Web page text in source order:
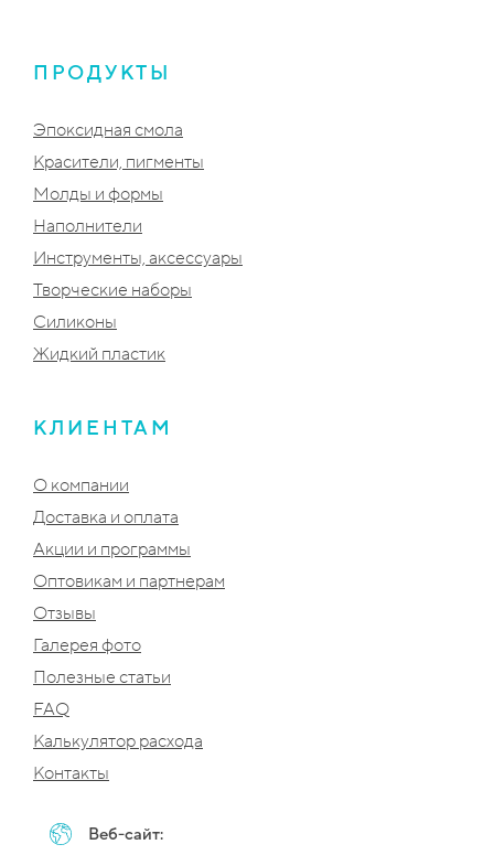
ПРОДУКТЫ
Эпоксидная смола
Красители, пигменты
Молды и формы
Наполнители
Инструменты, аксессуары
Творческие наборы
Силиконы
Жидкий пластик
КЛИЕНТАМ
О компании
Доставка и оплата
Акции и программы
Оптовикам и партнерам
Отзывы
Галерея фото
Полезные статьи
FAQ
Калькулятор расхода
Контакты
Веб-сайт: